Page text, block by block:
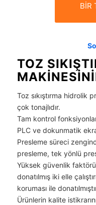
BİR
TOZ
Toz sıkıştırma hidrolik
çok tonajlıdır.
Tam kontrol
PLC ve dokunmatik
Presleme süreci
presleme, tek yönlü
Yüksek güvenlik
donatılmış iki elle
koruması ile
Ürünlerin kalite